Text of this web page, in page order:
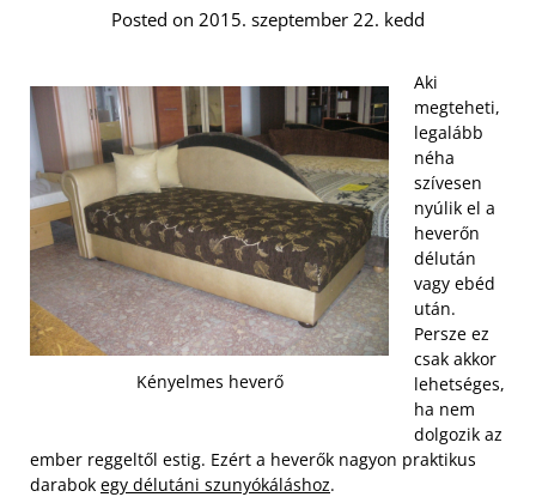
Posted on 2015. szeptember 22. kedd
Kényelmes heverő
Aki
megteheti,
legalább
néha
szívesen
nyúlik el a
heverőn
délután
vagy ebéd
után.
Persze ez
csak akkor
lehetséges,
ha nem
dolgozik az
ember reggeltől estig. Ezért a heverők nagyon praktikus
darabok egy délutáni szunyókáláshoz.